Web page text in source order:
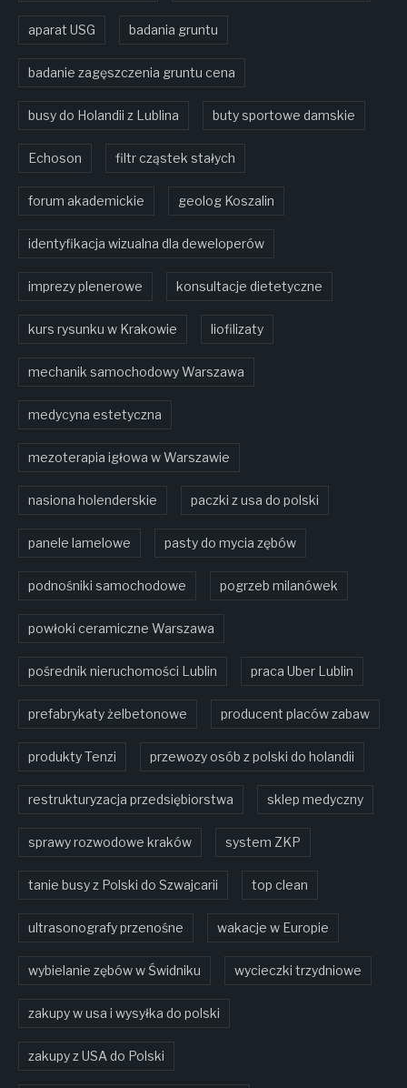
aparat USG badania gruntu
badanie zagęszczenia gruntu cena
busy do Holandii z Lublina buty sportowe damskie
Echoson filtr cząstek stałych
forum akademickie geolog Koszalin
identyfikacja wizualna dla deweloperów
imprezy plenerowe konsultacje dietetyczne
kurs rysunku w Krakowie liofilizaty
mechanik samochodowy Warszawa
medycyna estetyczna
mezoterapia igłowa w Warszawie
nasiona holenderskie paczki z usa do polski
panele lamelowe pasty do mycia zębów
podnośniki samochodowe pogrzeb milanówek
powłoki ceramiczne Warszawa
pośrednik nieruchomości Lublin praca Uber Lublin
prefabrykaty żelbetonowe producent placów zabaw
produkty Tenzi przewozy osób z polski do holandii
restrukturyzacja przedsiębiorstwa sklep medyczny
sprawy rozwodowe kraków system ZKP
tanie busy z Polski do Szwajcarii top clean
ultrasonografy przenośne wakacje w Europie
wybielanie zębów w Świdniku wycieczki trzydniowe
zakupy w usa i wysyłka do polski
zakupy z USA do Polski